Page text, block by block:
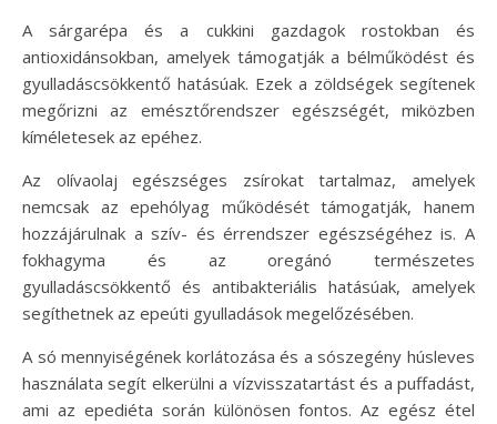
A sárgarépa és a cukkini gazdagok rostokban és
antioxidánsokban, amelyek támogatják a bélműködést és
gyulladáscsökkentő hatásúak. Ezek a zöldségek segítenek
megőrizni az emésztőrendszer egészségét, miközben
kíméletesek az epéhez.
Az olívaolaj egészséges zsírokat tartalmaz, amelyek
nemcsak az epehólyag működését támogatják, hanem
hozzájárulnak a szív- és érrendszer egészségéhez is. A
fokhagyma és az oregánó természetes
gyulladáscsökkentő és antibakteriális hatásúak, amelyek
segíthetnek az epeúti gyulladások megelőzésében.
A só mennyiségének korlátozása és a sószegény húsleves
használata segít elkerülni a vízvisszatartást és a puffadást,
ami az epediéta során különösen fontos. Az egész étel